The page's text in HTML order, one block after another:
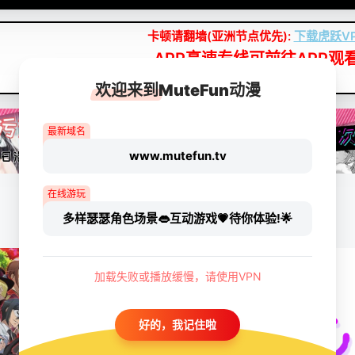
卡顿请翻墙(亚洲节点优先): 下载虎跃
APP高速专线可前往APP观
点我下载APP（仅安卓/苹果暂无）
欢迎来到MuteFun动漫
最新域名
www.mutefun.tv
在线游玩
多样瑟瑟角色场景👄互动游戏💗待你体验!🌟
加载失败或播放缓慢，请使用VPN
好的，我记住啦